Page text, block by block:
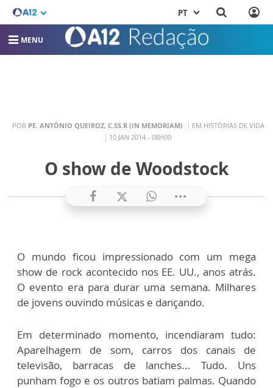
PT
MENU
POR PE. ANTÔNIO QUEIROZ, C.SS.R (IN MEMORIAM)
EM HISTÓRIAS DE VIDA
10 JAN 2014 - 08H00
O show de Woodstock
O mundo ficou impressionado com um mega
show de rock acontecido nos EE. UU., anos atrás.
O evento era para durar uma semana. Milhares
de jovens ouvindo músicas e dançando.
Em determinado momento, incendiaram tudo:
Aparelhagem de som, carros dos canais de
televisão, barracas de lanches... Tudo. Uns
punham fogo e os outros batiam palmas. Quando